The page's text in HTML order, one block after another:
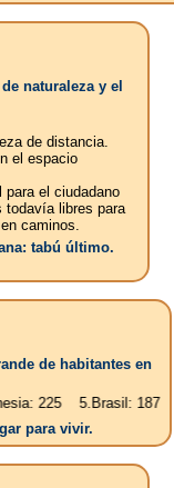
naturaleza y el
de distancia.
el espacio
el ciudadano
todavía libres para
caminos.
tabú último.
de habitantes en
187
para vivir.